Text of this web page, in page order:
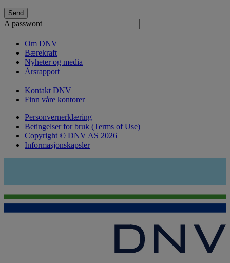
A password
Om DNV
Bærekraft
Nyheter og media
Årsrapport
Kontakt DNV
Finn våre kontorer
Personvernerklæring
Betingelser for bruk (Terms of Use)
Copyright © DNV AS 2026
Informasjonskapsler